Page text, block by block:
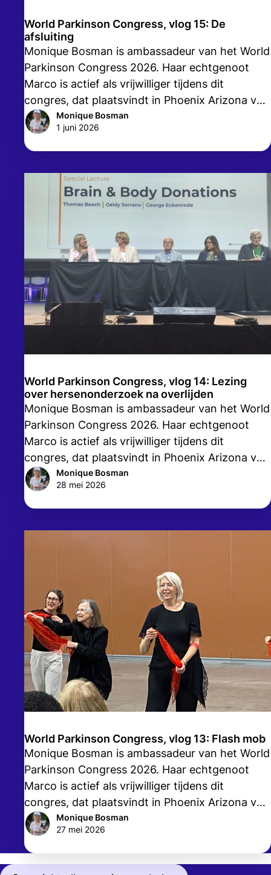
World Parkinson Congress, vlog 15: De
afsluiting
Monique Bosman is ambassadeur van het World
Parkinson Congress 2026. Haar echtgenoot
Marco is actief als vrijwilliger tijdens dit
congres, dat plaatsvindt in Phoenix Arizona van
24 tot en met 27 mei. In haar vlogs vertelt
Monique, tevens actieve vrijwilliger van de
Parkinson Vereniging, over wat zij meemaakt
Monique Bosman
1 juni 2026
World Parkinson Congress, vlog 14: Lezing
over hersenonderzoek na overlijden
Monique Bosman is ambassadeur van het World
Parkinson Congress 2026. Haar echtgenoot
Marco is actief als vrijwilliger tijdens dit
congres, dat plaatsvindt in Phoenix Arizona van
24 tot en met 27 mei. In haar vlogs vertelt
Monique, tevens actieve vrijwilliger van de
Parkinson Vereniging, over wat zij meemaakt
Monique Bosman
28 mei 2026
World Parkinson Congress, vlog 13: Flash mob
Monique Bosman is ambassadeur van het World
Parkinson Congress 2026. Haar echtgenoot
Marco is actief als vrijwilliger tijdens dit
congres, dat plaatsvindt in Phoenix Arizona van
24 tot en met 27 mei. In haar vlogs vertelt
Monique, tevens actieve vrijwilliger van de
Parkinson Vereniging, over wat zij meemaakt
tijdens dit congres.
Monique Bosman
27 mei 2026